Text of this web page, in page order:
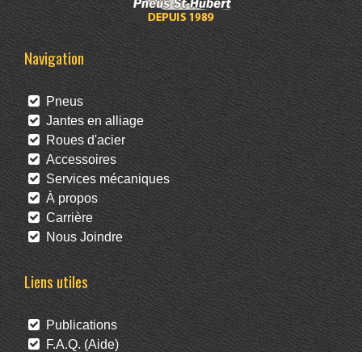
Navigation
Pneus
Jantes en alliage
Roues d'acier
Accessoires
Services mécaniques
À propos
Carrière
Nous Joindre
Liens utiles
Publications
F.A.Q. (Aide)